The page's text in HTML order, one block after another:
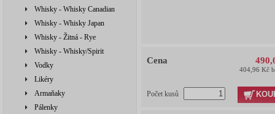
Whisky - Whisky Canadian
Whisky - Whisky Japan
Whisky - Žitná - Rye
Whisky - Whisky/Spirit
Vodky
Likéry
Armaňaky
Pálenky
Cena
404,96 Kč
Počet kusů